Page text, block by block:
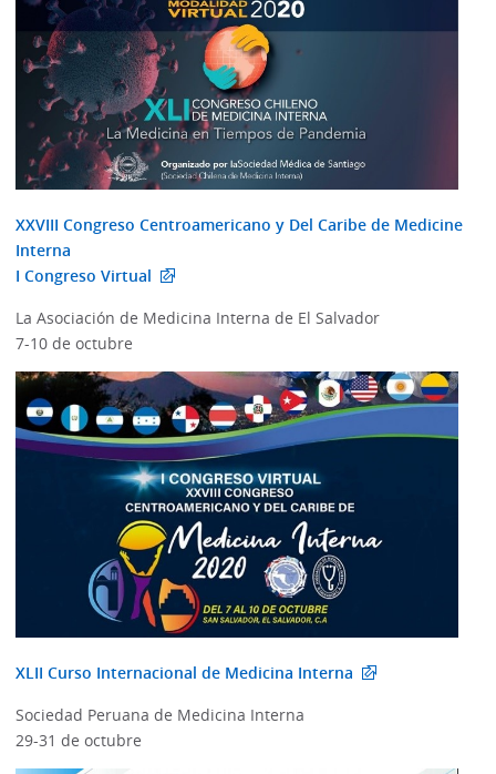
XXVIII Congreso Centroamericano y Del Caribe de Medicine
Interna
I Congreso Virtual
La Asociación de Medicina Interna de El Salvador
7-10 de octubre
XLII Curso Internacional de Medicina Interna
Sociedad Peruana de Medicina Interna
29-31 de octubre